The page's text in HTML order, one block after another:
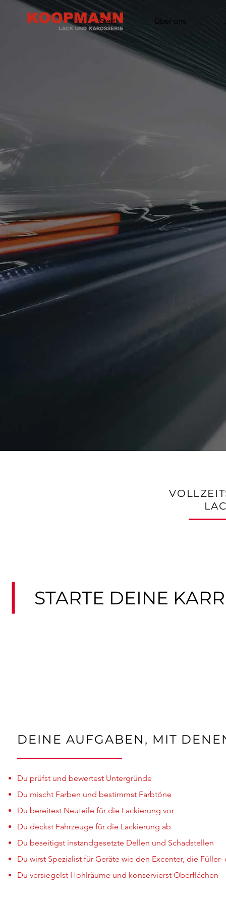
Start Über uns
STARTE DEINE
DEINE AUFGABEN, MIT
Du prüfst und bewertest Unter­grün­de
Du mischt Far­ben und bestimmst Farb­tö­ne
Du bereitest Neuteile für die Lackierung vor
Du deckst Fahrzeuge für die Lackierung ab
Du beseitigst instandgesetzte Dellen und Schadstellen
Du wirst Spezialist für Geräte wie den Excenter, die
Du ver­sie­gelst Hohl­räume und kon­ser­vierst Ober­flä­chen